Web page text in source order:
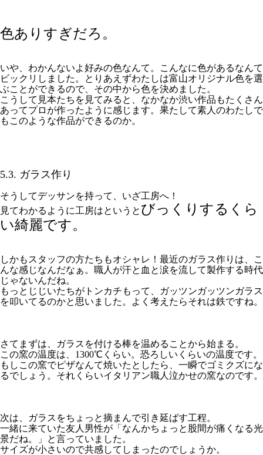
色ありすぎだろ。
いや、わかんないよ好みの色なんて。こんなに色があるなんて
ビックリしました。とりあえずわたしは富山オリジナル色を選
ぶことができるので、その中から色を決めました。
こうして見本たちを見てみると、なかなか渋い作品もたくさん
あってプロが作ったように感じます。果たして素人のわたしで
もこのような作品ができるのか。
5.3. ガラス作り
そうしてデッサンを持って、いざ工房へ！
見てわかるように工房はというと びっくりするくら
い綺麗です。
しかもスタッフの方たちもオシャレ！最近のガラス作りは、こ
んな感じなんだなぁ。職人が汗と血と涙を流して製作する時代
じゃないんだね。
もっとじじいたちがトンカチもって、ガッツンガッツンガラス
を叩いてるのかと思いました。よく考えたらそれは鉄ですね。
さてまずは、ガラスを付ける棒を温めることから始まる。
この窯の温度は、1300℃くらい。恐ろしいくらいの温度です。
もしこの窯でピザなんて焼いたとしたら、一瞬でゴミクズにな
るでしょう。それくらいイタリアン職人泣かせの窯なのです。
次は、ガラスをちょっと摘まんで引き延ばす工程。
一緒に来ていた友人男性が「なんかちょっと股間が痛くなる光
景だね。」と言っていました。
サイズが小さいので共感してしまったのでしょうか。